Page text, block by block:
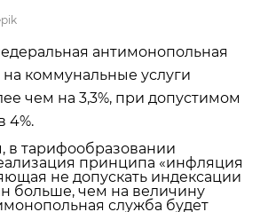
антимонопольная
коммунальные услуги
чем на 3,3%, при допустимом
4%.
в тарифообразовании
принципа «инфляция
не допускать индексации
больше, чем на величину
служба будет